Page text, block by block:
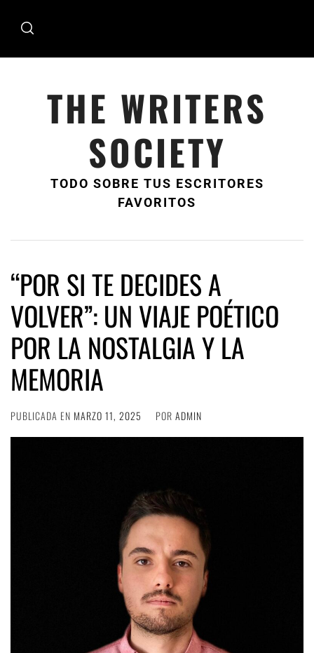
THE WRITERS
SOCIETY
TODO SOBRE TUS ESCRITORES
FAVORITOS
“POR SI TE DECIDES A
VOLVER”: UN VIAJE POÉTICO
POR LA NOSTALGIA Y LA
MEMORIA
PUBLICADA EN MARZO 11, 2025 POR ADMIN